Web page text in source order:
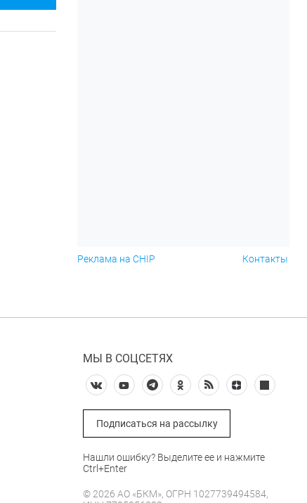
Реклама на CHIP Контакты
МЫ В СОЦСЕТЯХ
Подписаться на рассылку
Нашли ошибку? Выделите ее и нажмите
Ctrl+Enter
© 2026 АО «БКМ», ОГРН 1027739494584,